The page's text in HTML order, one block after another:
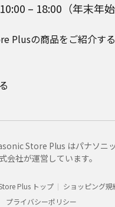
– 18:00（年末年始
Plusの商品をご紹介す
Store Plus はパナソニ
会社が運営しています。
Plus トップ
ショッピング規
プライバシーポリシー